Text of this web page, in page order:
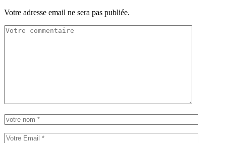
Votre adresse email ne sera pas publiée.